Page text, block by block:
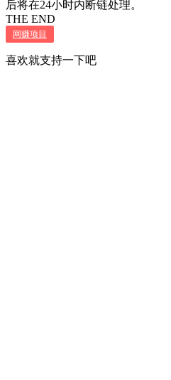
后将在24小时内断链处理。
THE END
网赚项目
喜欢就支持一下吧